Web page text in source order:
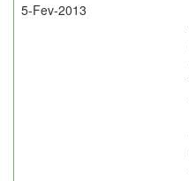
5-Fev-2013